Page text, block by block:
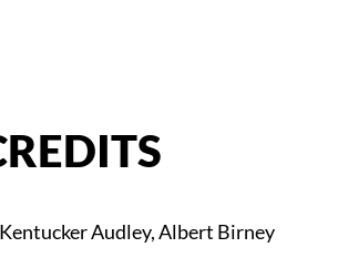
Kentucker Audley,Albert Birney